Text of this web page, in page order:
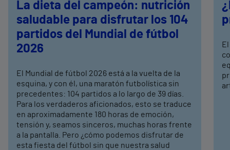
La dieta del campeón: nutrición
saludable para disfrutar los 104
partidos del Mundial de fútbol
2026
El Mundial de fútbol 2026 está a la vuelta de la
esquina, y con él, una maratón futbolística sin
precedentes: 104 partidos a lo largo de 39 días.
Para los verdaderos aficionados, esto se traduce
en aproximadamente 180 horas de emoción,
tensión y, seamos sinceros, muchas horas frente
a la pantalla. Pero ¿cómo podemos disfrutar de
esta fiesta del fútbol sin que nuestra salud